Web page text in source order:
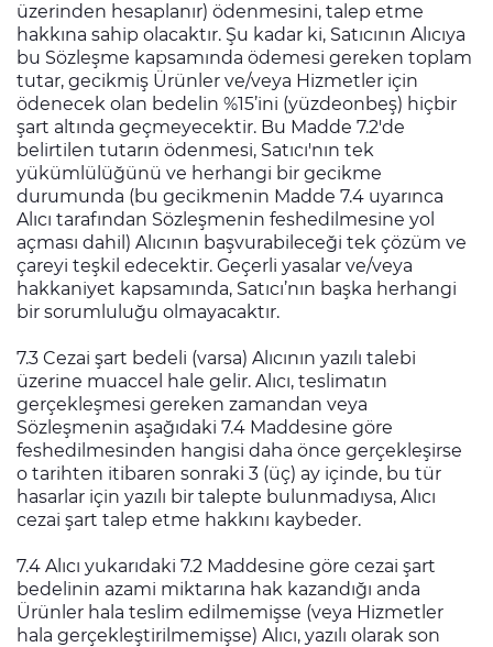
üzerinden hesaplanır) ödenmesini, talep etme
hakkına sahip olacaktır. Şu kadar ki, Satıcının Alıcıya
bu Sözleşme kapsamında ödemesi gereken toplam
tutar, gecikmiş Ürünler ve/veya Hizmetler için
ödenecek olan bedelin %15’ini (yüzdeonbeş) hiçbir
şart altında geçmeyecektir. Bu Madde 7.2'de
belirtilen tutarın ödenmesi, Satıcı'nın tek
yükümlülüğünü ve herhangi bir gecikme
durumunda (bu gecikmenin Madde 7.4 uyarınca
Alıcı tarafından Sözleşmenin feshedilmesine yol
açması dahil) Alıcının başvurabileceği tek çözüm ve
çareyi teşkil edecektir. Geçerli yasalar ve/veya
hakkaniyet kapsamında, Satıcı’nın başka herhangi
bir sorumluluğu olmayacaktır.
7.3 Cezai şart bedeli (varsa) Alıcının yazılı talebi
üzerine muaccel hale gelir. Alıcı, teslimatın
gerçekleşmesi gereken zamandan veya
Sözleşmenin aşağıdaki 7.4 Maddesine göre
feshedilmesinden hangisi daha önce gerçekleşirse
o tarihten itibaren sonraki 3 (üç) ay içinde, bu tür
hasarlar için yazılı bir talepte bulunmadıysa, Alıcı
cezai şart talep etme hakkını kaybeder.
7.4 Alıcı yukarıdaki 7.2 Maddesine göre cezai şart
bedelinin azami miktarına hak kazandığı anda
Ürünler hala teslim edilmemişse (veya Hizmetler
hala gerçekleştirilmemişse) Alıcı, yazılı olarak son